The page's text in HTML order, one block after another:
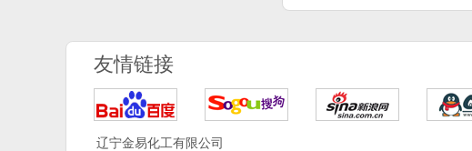
友情链接
辽宁金易化工有限公司